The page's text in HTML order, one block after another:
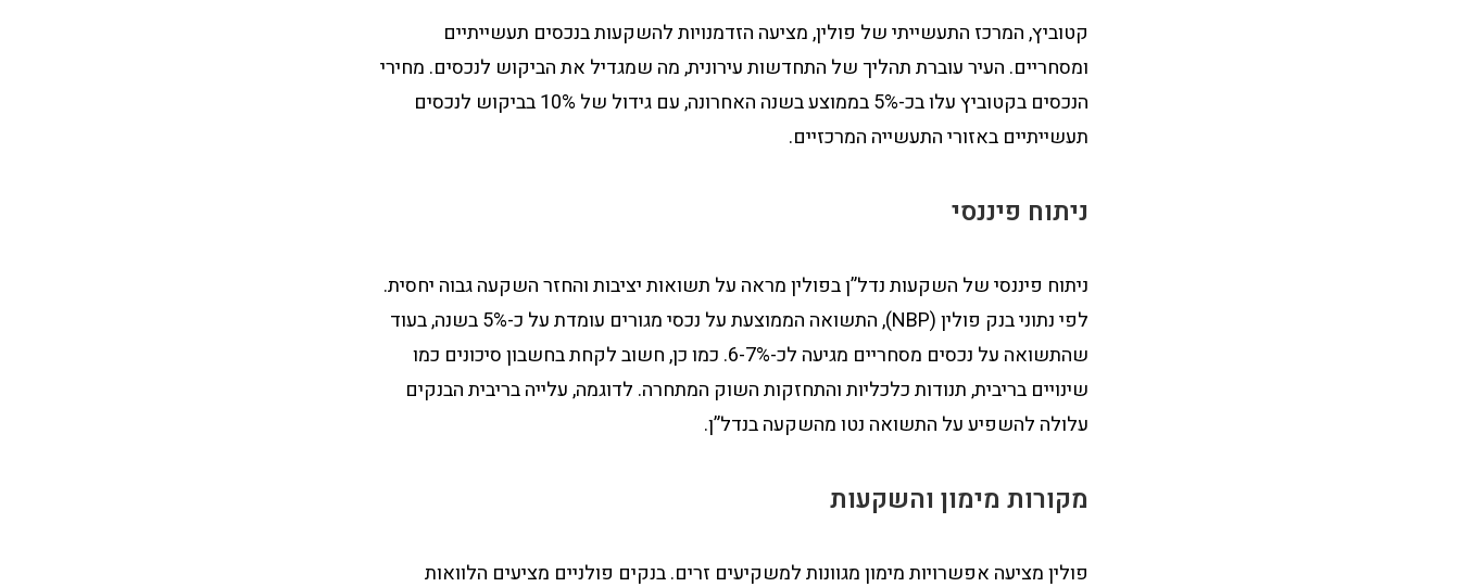
קטוביץ, המרכז התעשייתי של פולין, מציעה הזדמנויות להשקעות בנכסים תעשייתיים
ומסחריים. העיר עוברת תהליך של התחדשות עירונית, מה שמגדיל את הביקוש לנכסים. מחירי
הנכסים בקטוביץ עלו בכ-5% בממוצע בשנה האחרונה, עם גידול של 10% בביקוש לנכסים
תעשייתיים באזורי התעשייה המרכזיים.
ניתוח פיננסי
ניתוח פיננסי של השקעות נדל”ן בפולין מראה על תשואות יציבות והחזר השקעה גבוה יחסית.
לפי נתוני בנק פולין (NBP), התשואה הממוצעת על נכסי מגורים עומדת על כ-5% בשנה, בעוד
שהתשואה על נכסים מסחריים מגיעה לכ-6-7%. כמו כן, חשוב לקחת בחשבון סיכונים כמו
שינויים בריבית, תנודות כלכליות והתחזקות השוק המתחרה. לדוגמה, עלייה בריבית הבנקים
עלולה להשפיע על התשואה נטו מהשקעה בנדל”ן.
מקורות מימון והשקעות
פולין מציעה אפשרויות מימון מגוונות למשקיעים זרים. בנקים פולניים מציעים הלוואות